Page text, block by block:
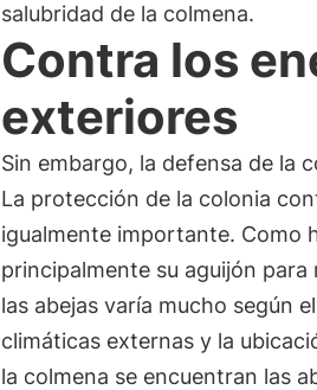
salubridad de la colmena.
Contra los
exteriores
Sin embargo, la defensa de la
La protección de la colonia
igualmente importante. Como
principalmente su aguijón
las abejas varía mucho según
climáticas externas y la
la colmena se encuentran las